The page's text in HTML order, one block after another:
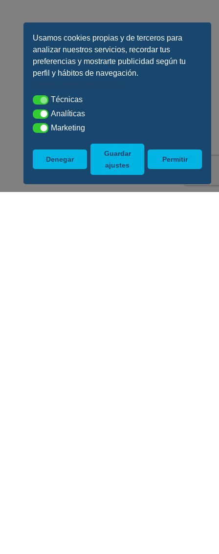
Usamos cookies propias y de terceros para
analizar nuestros servicios, recordar tus
preferencias y mostrarte publicidad según tu
perfil y hábitos de navegación.
TécnicasTécnicas
AnalíticasAnalíticas
MarketingMarketing
Denegar
Guardar
ajustes
Permitir